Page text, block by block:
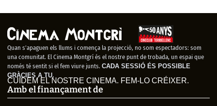
Quan s’apaguen els llums i comença la projecció, no som espectadors: som
una comunitat. El Cinema Montgrí és el nostre punt de trobada, un espai que
només té sentit si el fem viure junts. CADA SESSIÓ ÉS POSSIBLE
GRÀCIES A TU.
CUIDEM EL NOSTRE CINEMA. FEM-LO CRÉIXER.
Amb el finançament de